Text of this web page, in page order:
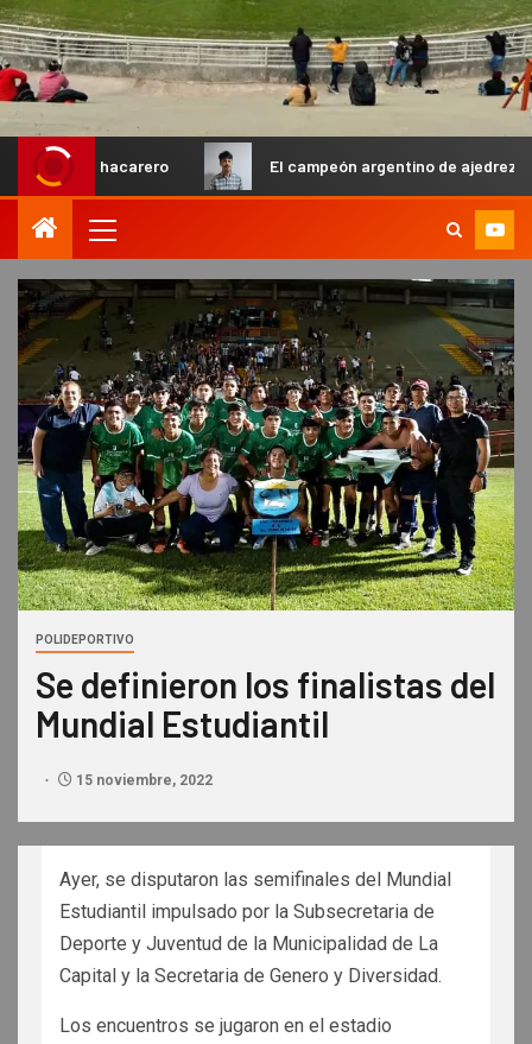
El campeón argentino de ajedrez Diego Flores
POLIDEPORTIVO
Se definieron los finalistas del
Mundial Estudiantil
15 noviembre, 2022
Ayer, se disputaron las semifinales del Mundial
Estudiantil impulsado por la Subsecretaria de
Deporte y Juventud de la Municipalidad de La
Capital y la Secretaria de Genero y Diversidad.
Los encuentros se jugaron en el estadio